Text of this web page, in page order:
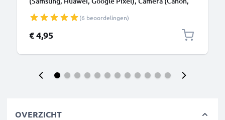
Oplaadkabel USB C Stekker
(6 beoordelingen)
€ 4,95
OVERZICHT